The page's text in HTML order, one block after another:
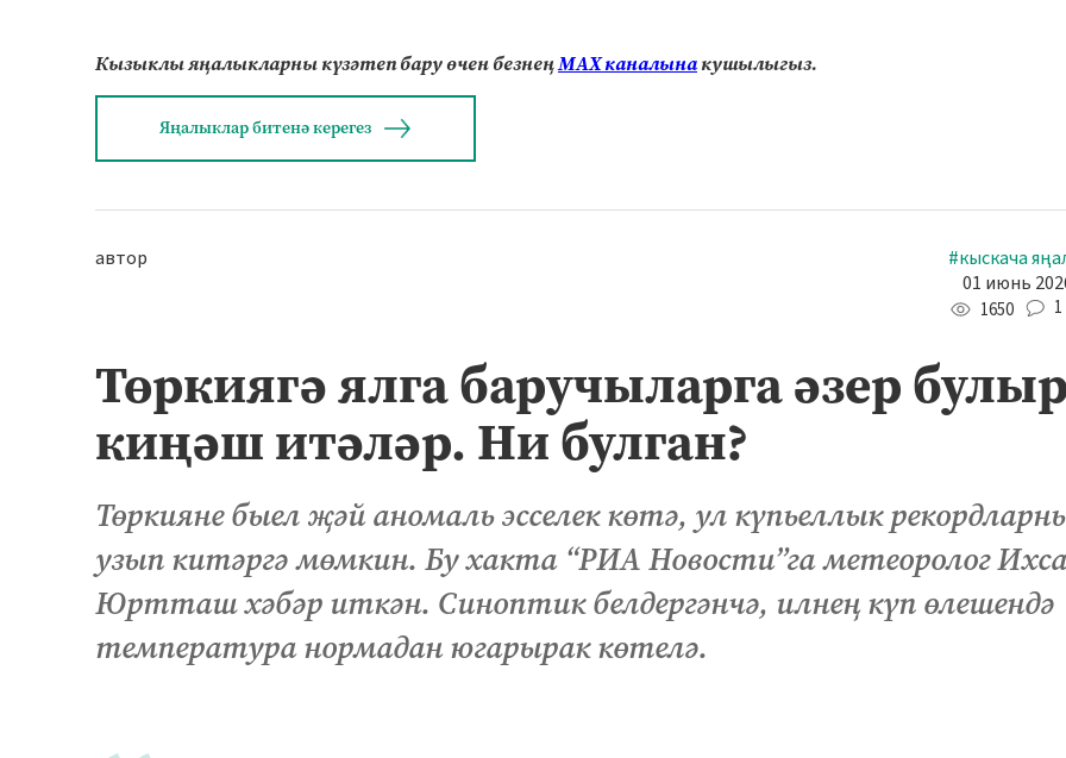
Кызыклы яңалыкларны күзәтеп бару өчен безнеңМАХ каналынакушылыгыз.
Яңалыклар битенә керегез
автор
#кыскача
01 июнь
1650 1
Төркиягә ялга баручыларга әзер
киңәш итәләр. Ни булган?
Төркияне быел җәй аномаль эсселек көтә, ул күпьеллык
узып китәргә мөмкин. Бу хакта “РИА Новости”га метеоролог
Юртташ хәбәр иткән. Синоптик белдергәнчә, илнең күп өлешендә
температура нормадан югарырак көтелә.